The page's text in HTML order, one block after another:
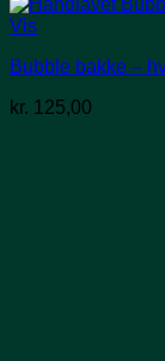
Vis
Bubble bakke –
kr. 125,00